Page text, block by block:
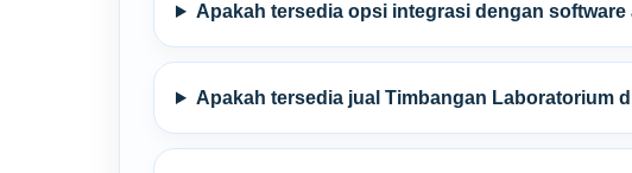
Apakah tersedia opsi integrasi dengan software
Apakah tersedia jual Timbangan Laboratorium